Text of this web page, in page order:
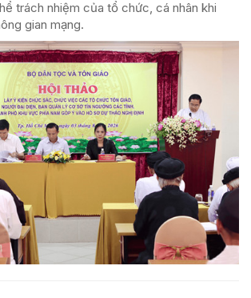
trách nhiệm của tổ chức, cá nhân khi
gian mạng.